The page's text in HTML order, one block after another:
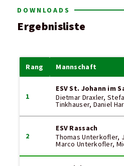
DOWNLOADS
Ergebnisliste
Rang Mannschaft
1
ESV St. Johann im
Dietmar Draxler,
Tinkhauser, Daniel
2
ESV Rassach
Thomas Unterkofler,
Marco Unterkofler,